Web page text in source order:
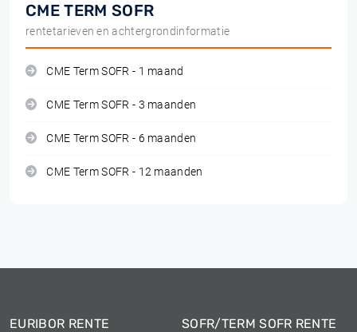
CME TERM SOFR
rentetarieven en achtergrondinformatie
CME Term SOFR - 1 maand
CME Term SOFR - 3 maanden
CME Term SOFR - 6 maanden
CME Term SOFR - 12 maanden
EURIBOR RENTE SOFR/TERM SOFR RENTE